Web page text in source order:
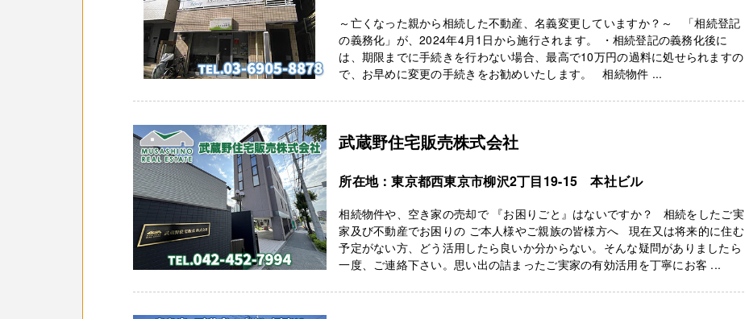
～亡くなった親から相続した不動産、名義変更していますか？～ 「相続登記
の義務化」が、2024年4月1日から施行されます。 ・相続登記の義務化後に
は、期限までに手続きを行わない場合、最高で10万円の過料に処せられますの
で、お早めに変更の手続きをお勧めいたします。 相続物件 ...
武蔵野住宅販売株式会社
所在地：東京都西東京市柳沢2丁目19-15 本社ビル
相続物件や、空き家の売却で 『お困りごと』はないですか？ 相続をしたご実
家及び不動産でお困りの ご本人様やご親族の皆様方へ 現在又は将来的に住む
予定がない方、どう活用したら良いか分からない。そんな疑問がありましたら
一度、ご連絡下さい。思い出の詰まったご実家の有効活用を丁寧にお客 ...